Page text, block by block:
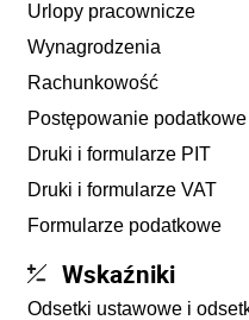
Urlopy pracownicze
Wynagrodzenia
Rachunkowość
Postępowanie podatkowe
Druki i formularze PIT
Druki i formularze VAT
Formularze podatkowe
Wskaźniki
Odsetki ustawowe i